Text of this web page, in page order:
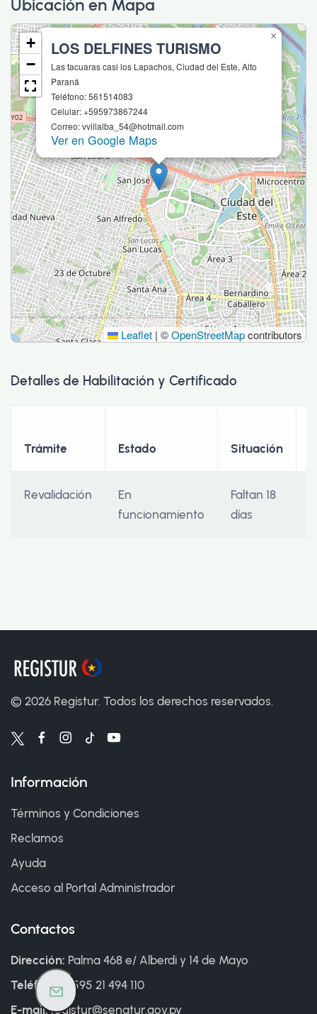
Ubicación en Mapa
LOS DELFINES TURISMO
Las tacuaras casi los Lapachos, Ciudad del Este, Alto
Paraná
Teléfono: 561514083
Celular: +595973867244
Correo: vvillalba_54@hotmail.com
Ver en Google Maps
×
+
−
Leaflet | ©OpenStreetMapcontributors
Detalles de Habilitación y Certificado
Trámite Estado Situación
Revalidación
En
funcionamiento
Faltan 18
días
© 2026 Registur. Todos los derechos reservados.
Información
Términos y Condiciones
Reclamos
Ayuda
Acceso al Portal Administrador
Contactos
Dirección: Palma 468 e/ Alberdi y 14 de Mayo
Teléfono:+595 21 494 110
E-mail:registur@senatur.gov.py